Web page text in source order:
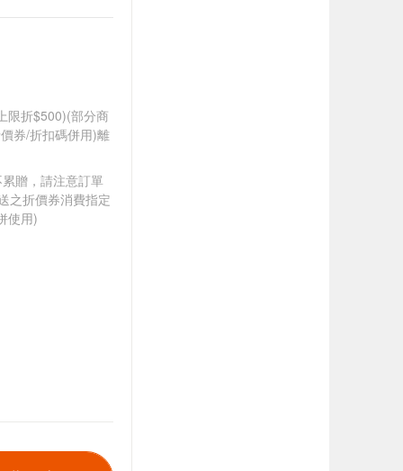
限折$500)(部分商
券/折扣碼併用)離
贈，請注意訂單
之折價券消費指定
使用)